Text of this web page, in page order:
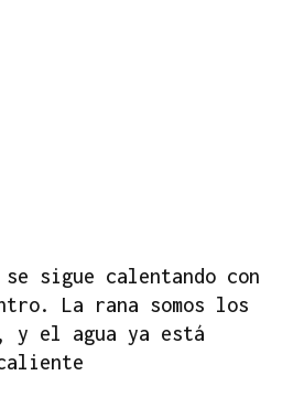
sigue calentando con
La rana somos los
y el agua ya está